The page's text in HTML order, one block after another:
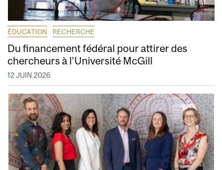
ÉDUCATION RECHERCHE
Du financement fédéral pour attirer des
chercheurs à l’Université McGill
12 JUIN 2026